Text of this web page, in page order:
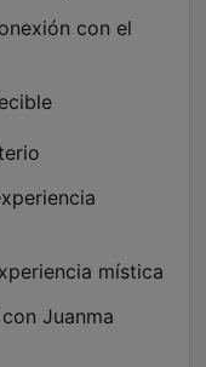
con el
mística
Juanma